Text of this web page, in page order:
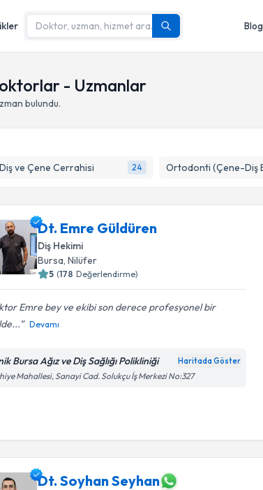
Blog
- Uzmanlar
bulundu.
Diş ve Çene Cerrahisi 24
Dt. Emre Güldüren
Diş Hekimi
Bursa,Nilüfer
5 (178 Değerlendirme)
Emre bey ve ekibi son derece profesyonel bir
Devamı
Bursa Ağız ve Diş Sağlığı Polikliniği Haritada Göster
Mahallesi, Sanayi Cad. Solukçu İş Merkezi No:327
Dt. Soyhan Seyhan